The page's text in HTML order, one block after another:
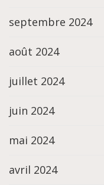
septembre 2024
août 2024
juillet 2024
juin 2024
mai 2024
avril 2024